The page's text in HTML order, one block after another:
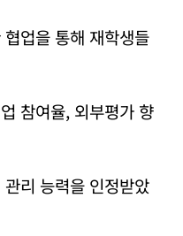
업을 통해 재학생들
참여율, 외부평가 향
리 능력을 인정받았